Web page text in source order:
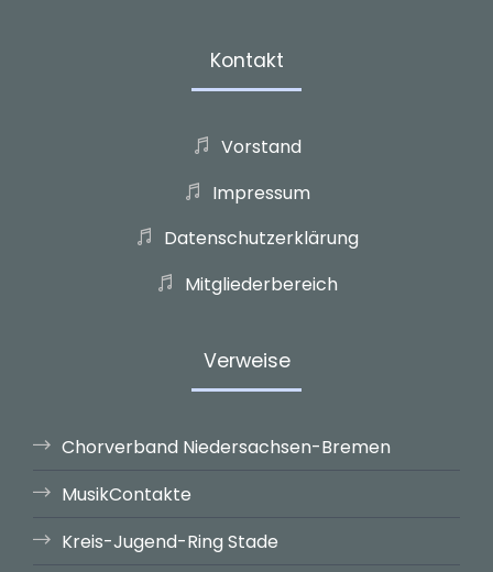
Kontakt
Vorstand
Impressum
Datenschutzerklärung
Mitgliederbereich
Verweise
Chorverband Niedersachsen-Bremen
MusikContakte
Kreis-Jugend-Ring Stade